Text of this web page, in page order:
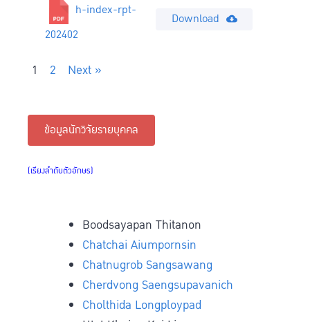
h-index-rpt-
202402
Download
1 2 Next »
ข้อมูลนักวิจัยรายบุคคล
(เรียงลำดับตัวอักษร)
Boodsayapan Thitanon
Chatchai Aiumpornsin
Chatnugrob Sangsawang
Cherdvong Saengsupavanich
Cholthida Longploypad